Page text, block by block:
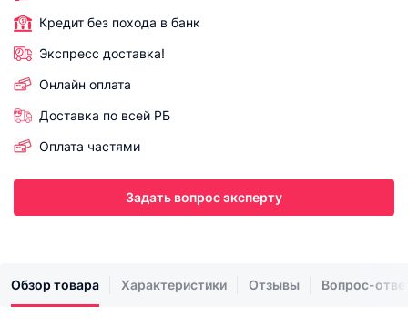
Кредит без похода в банк
Экспресс доставка!
Онлайн оплата
Доставка по всей РБ
Оплата частями
Задать вопрос эксперту
Обзор товара Характеристики Отзывы Вопрос-